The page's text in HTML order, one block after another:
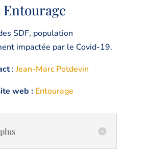
Entourage
SDF, population
impactée par le Covid-19.
:Jean-Marc Potdevin
web : Entourage